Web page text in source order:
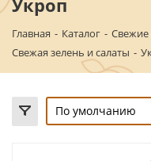
Укроп
Главная - Каталог - Свежие
Свежая зелень и салаты -
По умолчанию